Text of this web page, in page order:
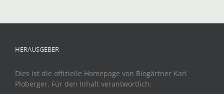
HERAUSGEBER
Dies ist die offizielle Homepage von Biogärtner Karl
Ploberger. Für den Inhalt verantwortlich: